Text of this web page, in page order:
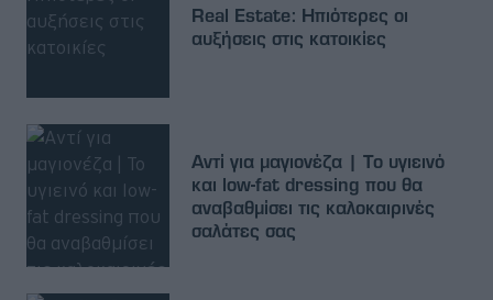
Real Estate: Ηπιότερες οι
αυξήσεις στις κατοικίες
Αντί για μαγιονέζα | Το υγιεινό
και low-fat dressing που θα
αναβαθμίσει τις καλοκαιρινές
σαλάτες σας